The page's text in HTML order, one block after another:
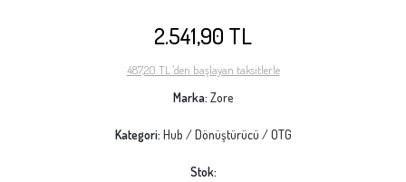
2.541,90 TL
487,20 TL 'den başlayan taksitlerle
Marka: Zore
Kategori: Hub / Dönüştürücü / OTG
Stok: